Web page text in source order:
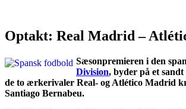
Optakt: Real Madrid –
Sæsonpremieren i den
Division, byder på et
de to ærkerivaler Real- og Atlético Madrid
Santiago Bernabeu.